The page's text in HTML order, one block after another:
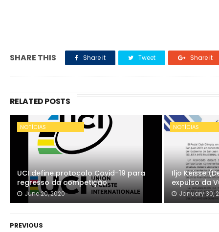
SHARE THIS Share it Tweet Share it
RELATED POSTS
NOTÍCIAS
UCI define protocolo Covid-19 para
regresso da competição
June 20, 2020
NOTÍCIAS
Iljo Keisse
expulso da
January 30,
PREVIOUS